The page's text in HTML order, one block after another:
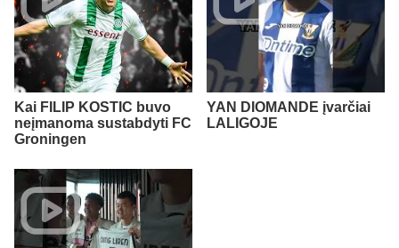
Kai FILIP KOSTIC buvo
neįmanoma sustabdyti FC
Groningen
YAN DIOMANDE įvarčiai
LALIGOJE